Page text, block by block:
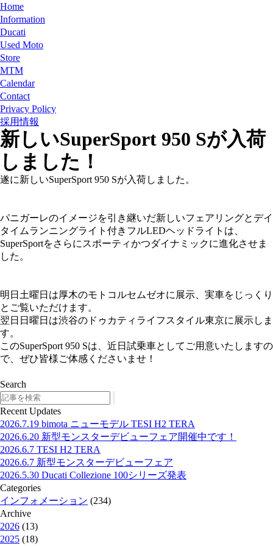
Home
Information
Ducati
Used Moto
Store
MTM
Calendar
Contact
Privacy Policy
採用情報
新しいSuperSport 950 Sが入荷
しました！
遂に新しいSuperSport 950 Sが入荷しました。
パニガーレのイメージを引き継いだ新しいフェアリングとデイ
タイムランニングライト付きフルLEDヘッドライトは、
SuperSportをさらにスポーティかつダイナミックに進化させま
した。
明日土曜日は厚木のモトコルセムゼオに展示、実車をじっくり
とご覧いただけます。
翌日日曜日は渋谷のドゥカティライフスタイル東京に展示しま
す。
このSuperSport 950 Sは、近日試乗車としてご用意いたしますの
で、ぜひ皆様ご体感くださいませ！
Search
Search
Recent Updates
2026.7.19 bimota ニューモデル TESI H2 TERA
2026.6.20 新型モンスターデビューフェア開催中です！
2026.6.7 TESI H2 TERA
2026.6.7 新型モンスターデビューフェア
2026.5.30 Ducati Collezione 100シリーズ発表
Categories
インフォメーション (234)
Archive
2026 (13)
2025 (18)